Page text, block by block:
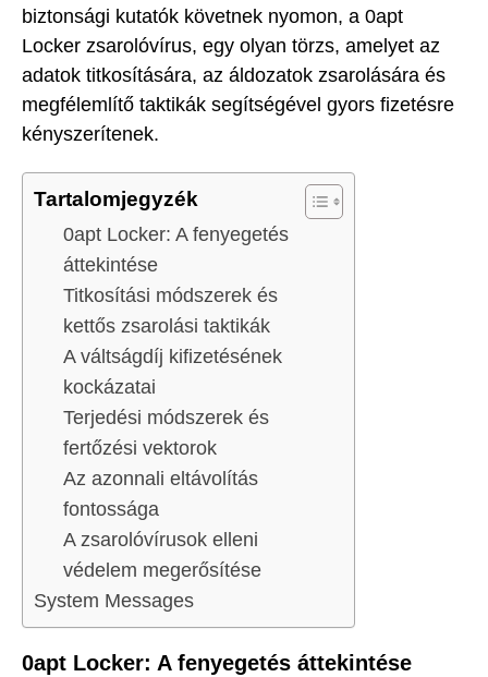
biztonsági kutatók követnek nyomon, a 0apt
Locker zsarolóvírus, egy olyan törzs, amelyet az
adatok titkosítására, az áldozatok zsarolására és
megfélemlítő taktikák segítségével gyors fizetésre
kényszerítenek.
Tartalomjegyzék
0apt Locker: A fenyegetés
áttekintése
Titkosítási módszerek és
kettős zsarolási taktikák
A váltságdíj kifizetésének
kockázatai
Terjedési módszerek és
fertőzési vektorok
Az azonnali eltávolítás
fontossága
A zsarolóvírusok elleni
védelem megerősítése
System Messages
0apt Locker: A fenyegetés áttekintése